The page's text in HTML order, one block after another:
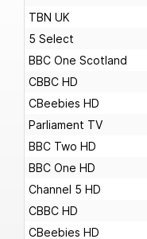
TBN UK
5 Select
BBC One Scotland
CBBC HD
CBeebies HD
Parliament TV
BBC Two HD
BBC One HD
Channel 5 HD
CBBC HD
CBeebies HD